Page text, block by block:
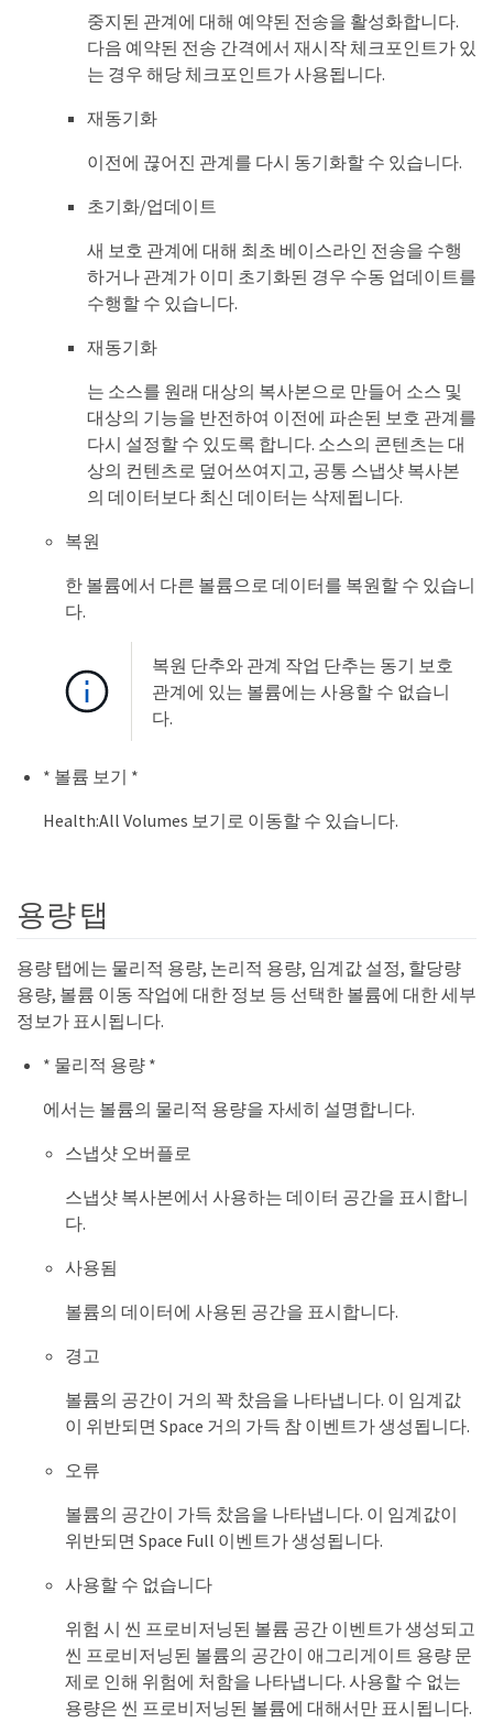
중지된 관계에 대해 예약된 전송을 활성화합니다.
다음 예약된 전송 간격에서 재시작 체크포인트가 있
는 경우 해당 체크포인트가 사용됩니다.
재동기화
이전에 끊어진 관계를 다시 동기화할 수 있습니다.
초기화/업데이트
새 보호 관계에 대해 최초 베이스라인 전송을 수행
하거나 관계가 이미 초기화된 경우 수동 업데이트를
수행할 수 있습니다.
재동기화
는 소스를 원래 대상의 복사본으로 만들어 소스 및
대상의 기능을 반전하여 이전에 파손된 보호 관계를
다시 설정할 수 있도록 합니다. 소스의 콘텐츠는 대
상의 컨텐츠로 덮어쓰여지고, 공통 스냅샷 복사본
의 데이터보다 최신 데이터는 삭제됩니다.
복원
한 볼륨에서 다른 볼륨으로 데이터를 복원할 수 있습니
다.
복원 단추와 관계 작업 단추는 동기 보호
관계에 있는 볼륨에는 사용할 수 없습니
다.
* 볼륨 보기 *
Health:All Volumes 보기로 이동할 수 있습니다.
용량 탭
용량 탭에는 물리적 용량, 논리적 용량, 임계값 설정, 할당량
용량, 볼륨 이동 작업에 대한 정보 등 선택한 볼륨에 대한 세부
정보가 표시됩니다.
* 물리적 용량 *
에서는 볼륨의 물리적 용량을 자세히 설명합니다.
스냅샷 오버플로
스냅샷 복사본에서 사용하는 데이터 공간을 표시합니
다.
사용됨
볼륨의 데이터에 사용된 공간을 표시합니다.
경고
볼륨의 공간이 거의 꽉 찼음을 나타냅니다. 이 임계값
이 위반되면 Space 거의 가득 참 이벤트가 생성됩니다.
오류
볼륨의 공간이 가득 찼음을 나타냅니다. 이 임계값이
위반되면 Space Full 이벤트가 생성됩니다.
사용할 수 없습니다
위험 시 씬 프로비저닝된 볼륨 공간 이벤트가 생성되고
씬 프로비저닝된 볼륨의 공간이 애그리게이트 용량 문
제로 인해 위험에 처함을 나타냅니다. 사용할 수 없는
용량은 씬 프로비저닝된 볼륨에 대해서만 표시됩니다.